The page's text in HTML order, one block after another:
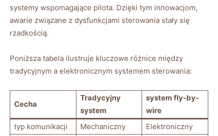
systemy wspomagające pilota. ​Dzięki tym innowacjom,
awarie związane z dysfunkcjami ‌sterowania stały się
rzadkością.
Poniższa tabela ⁢ilustruje kluczowe różnice między
tradycyjnym a⁤ elektronicznym systemem sterowania:
Cecha
Tradycyjny
⁣system
system fly-by-
wire
typ ‌komunikacji
Mechaniczny
Elektroniczny